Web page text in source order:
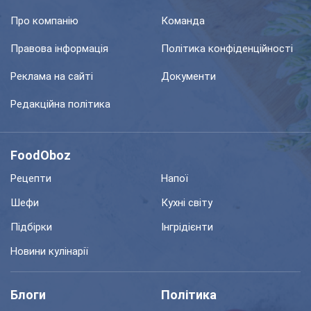
Про компанію Команда
Правова інформація Політика конфіденційності
Реклама на сайті Документи
Редакційна політика
FoodOboz
Рецепти
Напої
Шефи
Кухні світу
Підбірки
Інгрідієнти
Новини кулінарії
Блоги Політика